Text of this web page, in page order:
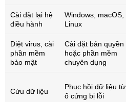
Cài đặt lại hệ
điều hành
Windows, macOS,
Linux
Diệt virus, cài
phần mềm
bảo mật
Cài đặt bản quyền
hoặc phần mềm
chuyên dụng
Cứu dữ liệu
Phục hồi dữ liệu từ
ổ cứng bị lỗi